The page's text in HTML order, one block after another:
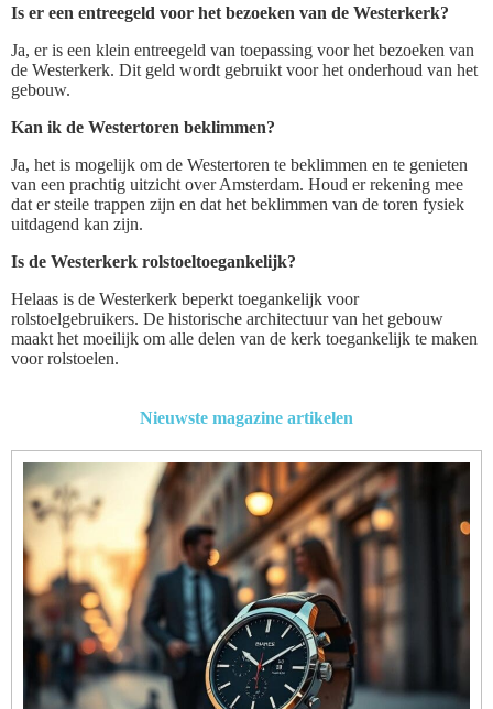
Is er een entreegeld voor het bezoeken van de Westerkerk?
Ja, er is een klein entreegeld van toepassing voor het bezoeken van
de Westerkerk. Dit geld wordt gebruikt voor het onderhoud van het
gebouw.
Kan ik de Westertoren beklimmen?
Ja, het is mogelijk om de Westertoren te beklimmen en te genieten
van een prachtig uitzicht over Amsterdam. Houd er rekening mee
dat er steile trappen zijn en dat het beklimmen van de toren fysiek
uitdagend kan zijn.
Is de Westerkerk rolstoeltoegankelijk?
Helaas is de Westerkerk beperkt toegankelijk voor
rolstoelgebruikers. De historische architectuur van het gebouw
maakt het moeilijk om alle delen van de kerk toegankelijk te maken
voor rolstoelen.
Nieuwste magazine artikelen